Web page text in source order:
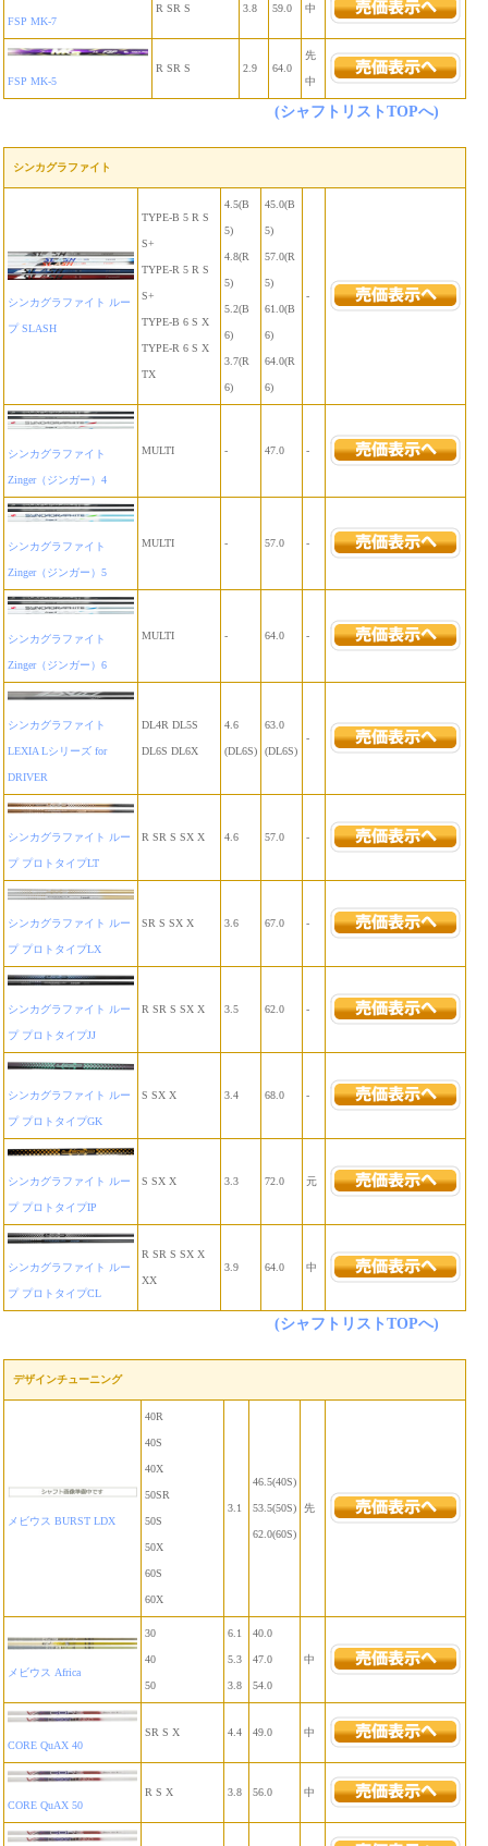
FSP MK-7
R SR S 3.8 59.0 中
FSP MK-5
R SR S 2.9 64.0
先
中
(シャフトリストTOPへ)
シンカグラファイト
シンカグラファイト ルー
プ SLASH
TYPE-B 5 R S
S+
TYPE-R 5 R S
S+
TYPE-B 6 S X
TYPE-R 6 S X
TX
4.5(B
5)
4.8(R
5)
5.2(B
6)
3.7(R
6)
45.0(B
5)
57.0(R
5)
61.0(B
6)
64.0(R
6)
-
シンカグラファイト
Zinger（ジンガー）4
MULTI - 47.0 -
シンカグラファイト
Zinger（ジンガー）5
MULTI - 57.0 -
シンカグラファイト
Zinger（ジンガー）6
MULTI - 64.0 -
シンカグラファイト
LEXIA Lシリーズ for
DRIVER
DL4R DL5S
DL6S DL6X
4.6
(DL6S)
63.0
(DL6S)
-
シンカグラファイト ルー
プ プロトタイプLT
R SR S SX X 4.6 57.0 -
シンカグラファイト ルー
プ プロトタイプLX
SR S SX X 3.6 67.0 -
シンカグラファイト ルー
プ プロトタイプJJ
R SR S SX X 3.5 62.0 -
シンカグラファイト ルー
プ プロトタイプGK
S SX X 3.4 68.0 -
シンカグラファイト ルー
プ プロトタイプIP
S SX X 3.3 72.0 元
シンカグラファイト ルー
プ プロトタイプCL
R SR S SX X
XX
3.9 64.0 中
(シャフトリストTOPへ)
デザインチューニング
メビウス BURST LDX
40R
40S
40X
50SR
50S
50X
60S
60X
3.1
46.5(40S)
53.5(50S)
62.0(60S)
先
メビウス Africa
30
40
50
6.1
5.3
3.8
40.0
47.0
54.0
中
CORE QuAX 40
SR S X 4.4 49.0 中
CORE QuAX 50
R S X 3.8 56.0 中